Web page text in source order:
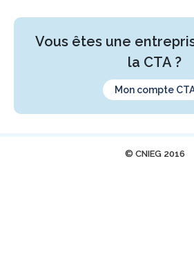
Vous êtes une
la CTA ?
Mon compte
© CNIEG 2016